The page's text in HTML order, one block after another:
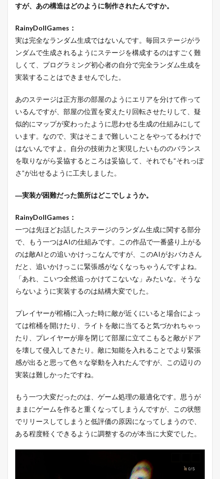
すが、あの構造はどのように制作されたんですか。
RainyDollGames：
実は完全なランダム生成ではないんです。毎回ステージがラ
ンダムで生成されるようにステージを構成するのはすごく難
しくて、プログラミング初心者の自分で完全ランダム生成を
実装することはできませんでした。
あのステージは正方形の部屋のようにエリアを分けて作って
いるんですが、部屋の位置を変えたり回転させたりして、疑
似的にマップが変わったように思わせる生成の仕組みにして
います。なので、実はそこまで難しいことをやってるわけで
はないんですよ。自分の技術力と実現したいもののバランス
を取りながら妥協するところは妥協して、それでも“それっぽ
さ”が出せるように工夫しました。
―実装が困難だった箇所はどこでしょうか。
RainyDollGames：
一つは先ほどお話したステージのランダム生成に関する部分
で、もう一つはAIの仕組みです。この作品で一番盛り上がる
のは敵AIとの追いかけっこなんですが、このAIがおバカさん
だと、追いかけっこに緊張感がなくなっちゃうんですよね。
「あれ、こいつ全然追っかけてこないな」みたいな。そうな
らないように実装するのは結構大変でした。
プレイヤーが棺桶に入った時に敵が近くにいると場合によっ
ては棺桶を開けたり、ライトを敵に当てると気づかれちゃっ
たり、プレイヤーが扉を閉じて部屋に立てこもると敵がドア
を壊して侵入してきたり。敵に知能を入れることでより緊張
感が出ると思って色々な挙動を入れたんですが、この辺りの
実装は難しかったですね。
もう一つ大変だったのは、ゲーム処理の最適化です。思うが
ままにゲームを作ると重くなってしまうんですが、この状態
でリリースしてしまうと低評価の原因になってしまうので、
ある程度軽くできるように調整するのが本当に大変でした。